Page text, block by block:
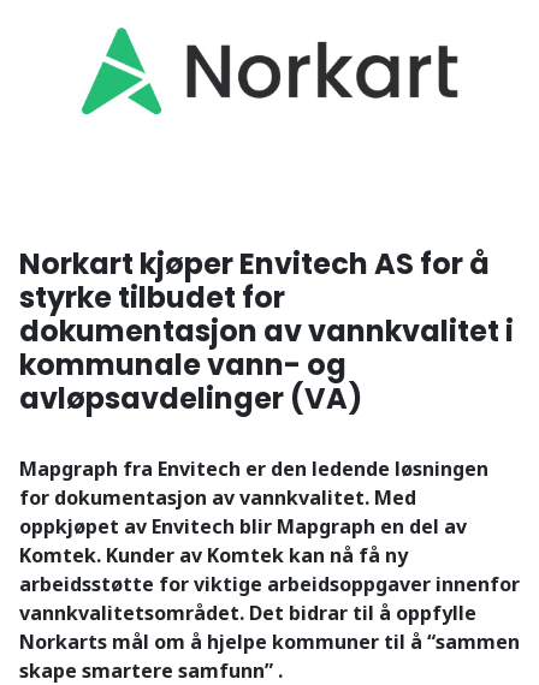
Norkart kjøper Envitech AS for å
styrke tilbudet for
dokumentasjon av vannkvalitet i
kommunale vann- og
avløpsavdelinger (VA)
Mapgraph fra Envitech er den ledende løsningen
for dokumentasjon av vannkvalitet. Med
oppkjøpet av Envitech blir Mapgraph en del av
Komtek. Kunder av Komtek kan nå få ny
arbeidsstøtte for viktige arbeidsoppgaver innenfor
vannkvalitetsområdet. Det bidrar til å oppfylle
Norkarts mål om å hjelpe kommuner til å “sammen
skape smartere samfunn” .